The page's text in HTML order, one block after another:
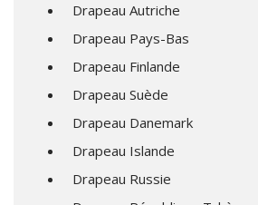
Drapeau Autriche
Drapeau Pays-Bas
Drapeau Finlande
Drapeau Suède
Drapeau Danemark
Drapeau Islande
Drapeau Russie